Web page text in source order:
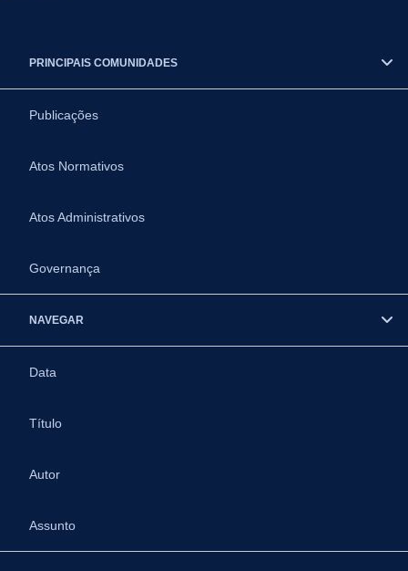
PRINCIPAIS COMUNIDADES
Publicações
Atos Normativos
Atos Administrativos
Governança
NAVEGAR
Data
Título
Autor
Assunto